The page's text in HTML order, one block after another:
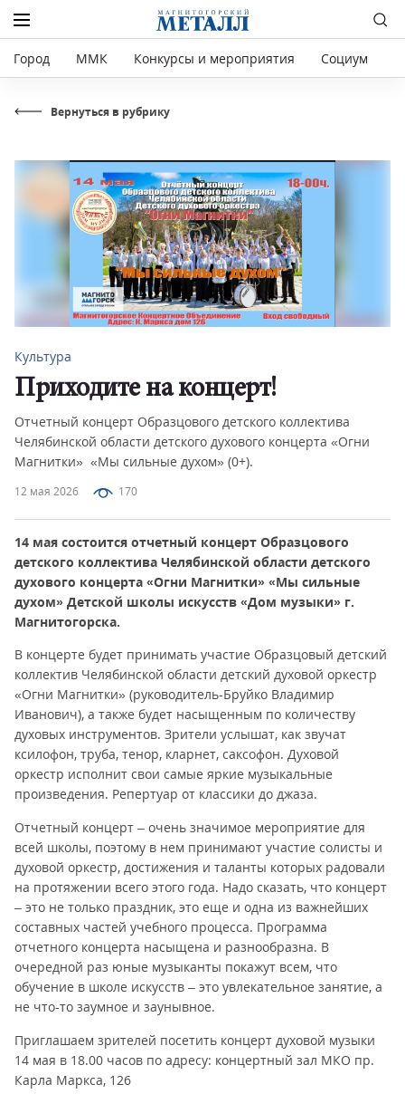
Город ММК Конкурсы и мероприятия Социум
Вернуться в рубрику
12 мая 2026 170
Культура
Приходите на концерт!
Отчетный концерт Образцового детского коллектива
Челябинской области детского духового концерта «Огни
Магнитки» «Мы сильные духом» (0+).
14 мая состоится отчетный концерт Образцового
детского коллектива Челябинской области детского
духового концерта «Огни Магнитки» «Мы сильные
духом» Детской школы искусств «Дом музыки» г.
Магнитогорска.
В концерте будет принимать участие Образцовый детский
коллектив Челябинской области детский духовой оркестр
«Огни Магнитки» (руководитель-Бруйко Владимир
Иванович), а также будет насыщенным по количеству
духовых инструментов. Зрители услышат, как звучат
ксилофон, труба, тенор, кларнет, саксофон. Духовой
оркестр исполнит свои самые яркие музыкальные
произведения. Репертуар от классики до джаза.
Отчетный концерт – очень значимое мероприятие для
всей школы, поэтому в нем принимают участие солисты и
духовой оркестр, достижения и таланты которых радовали
на протяжении всего этого года. Надо сказать, что концерт
– это не только праздник, это еще и одна из важнейших
составных частей учебного процесса. Программа
отчетного концерта насыщена и разнообразна. В
очередной раз юные музыканты покажут всем, что
обучение в школе искусств – это увлекательное занятие, а
не что-то заумное и заунывное.
Приглашаем зрителей посетить концерт духовой музыки
14 мая в 18.00 часов по адресу: концертный зал МКО пр.
Карла Маркса, 126